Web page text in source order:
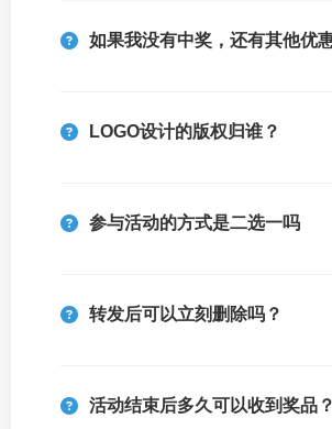
如果我没有中奖，还有其他优
LOGO设计的版权归谁？
参与活动的方式是二选一吗
转发后可以立刻删除吗？
活动结束后多久可以收到奖品？